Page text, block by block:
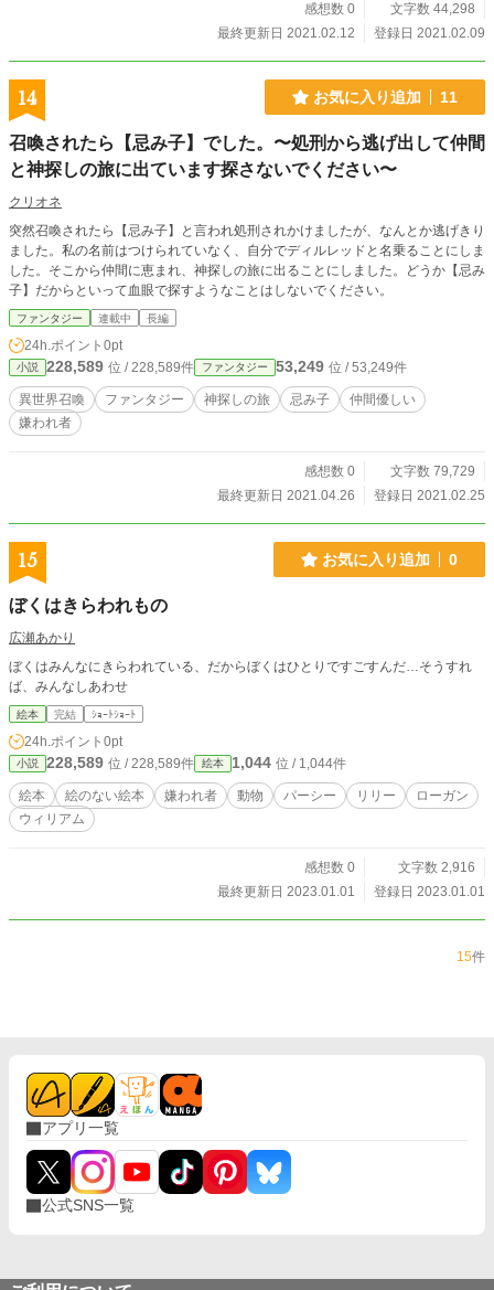
感想数 0
文字数 44,298
最終更新日 2021.02.12
登録日 2021.02.09
14 お気に入り追加 11
召喚されたら【忌み子】でした。〜処刑から逃げ出して仲間
と神探しの旅に出ています探さないでください〜
クリオネ
突然召喚されたら【忌み子】と言われ処刑されかけましたが、なんとか逃げきり
ました。私の名前はつけられていなく、自分でディルレッドと名乗ることにしま
した。そこから仲間に恵まれ、神探しの旅に出ることにしました。どうか【忌み
子】だからといって血眼で探すようなことはしないでください。
ファンタジー 連載中 長編
24h.ポイント 0pt
小説 228,589 位 / 228,589件 ファンタジー 53,249 位 / 53,249件
異世界召喚 ファンタジー 神探しの旅 忌み子
仲間優しい
嫌われ者
感想数 0
文字数 79,729
最終更新日 2021.04.26
登録日 2021.02.25
15 お気に入り追加 0
ぼくはきらわれもの
広瀬あかり
ぼくはみんなにきらわれている、だからぼくはひとりですごすんだ…そうすれ
ば、みんなしあわせ
絵本 完結 ｼｮｰﾄｼｮｰﾄ
24h.ポイント 0pt
小説 228,589 位 / 228,589件 絵本 1,044 位 / 1,044件
絵本 絵のない絵本 嫌われ者 動物 パーシー リリー
ローガン
ウィリアム
感想数 0
文字数 2,916
最終更新日 2023.01.01
登録日 2023.01.01
15件
アプリ一覧
公式SNS一覧